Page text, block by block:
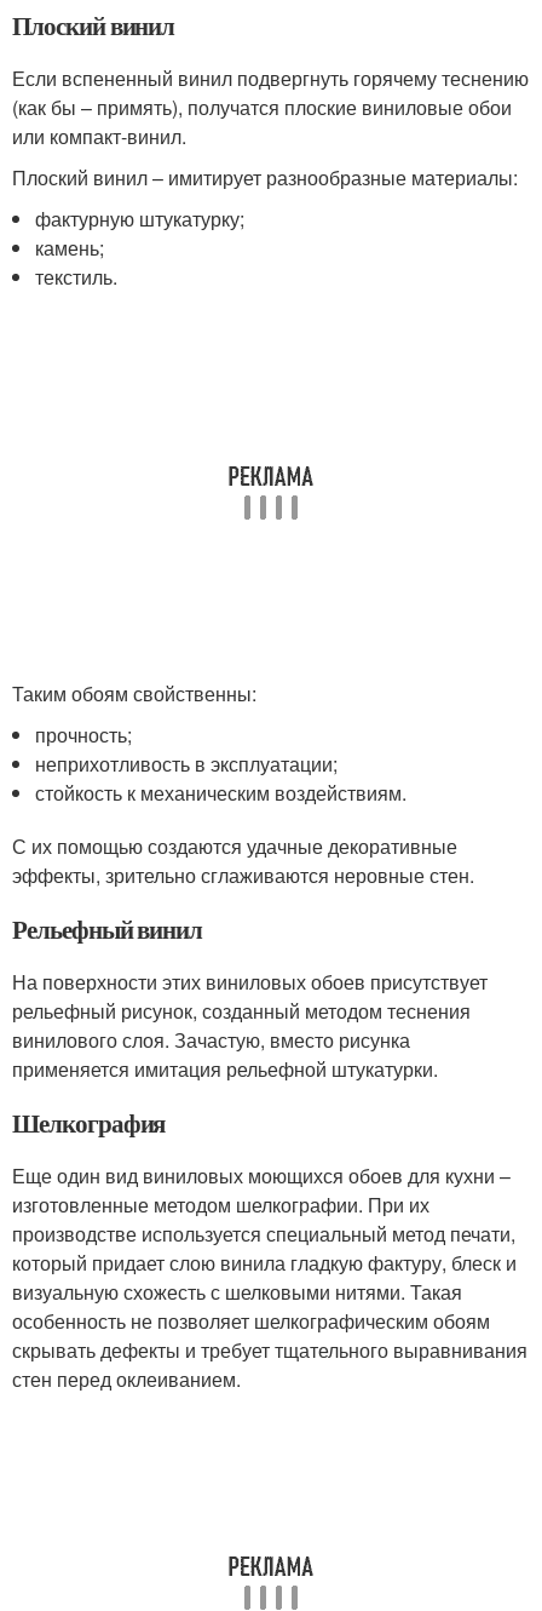
Плоский винил
Если вспененный винил подвергнуть горячему теснению
(как бы – примять), получатся плоские виниловые обои
или компакт-винил.
Плоский винил – имитирует разнообразные материалы:
фактурную штукатурку;
камень;
текстиль.
Таким обоям свойственны:
прочность;
неприхотливость в эксплуатации;
стойкость к механическим воздействиям.
С их помощью создаются удачные декоративные
эффекты, зрительно сглаживаются неровные стен.
Рельефный винил
На поверхности этих виниловых обоев присутствует
рельефный рисунок, созданный методом теснения
винилового слоя. Зачастую, вместо рисунка
применяется имитация рельефной штукатурки.
Шелкография
Еще один вид виниловых моющихся обоев для кухни –
изготовленные методом шелкографии. При их
производстве используется специальный метод печати,
который придает слою винила гладкую фактуру, блеск и
визуальную схожесть с шелковыми нитями. Такая
особенность не позволяет шелкографическим обоям
скрывать дефекты и требует тщательного выравнивания
стен перед оклеиванием.